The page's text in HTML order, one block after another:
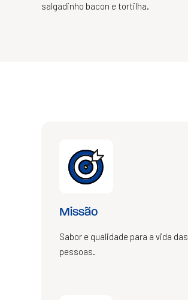
salgadinho bacon e tortilha.
Missão
Sabor e qualidade para a vida das
pessoas.